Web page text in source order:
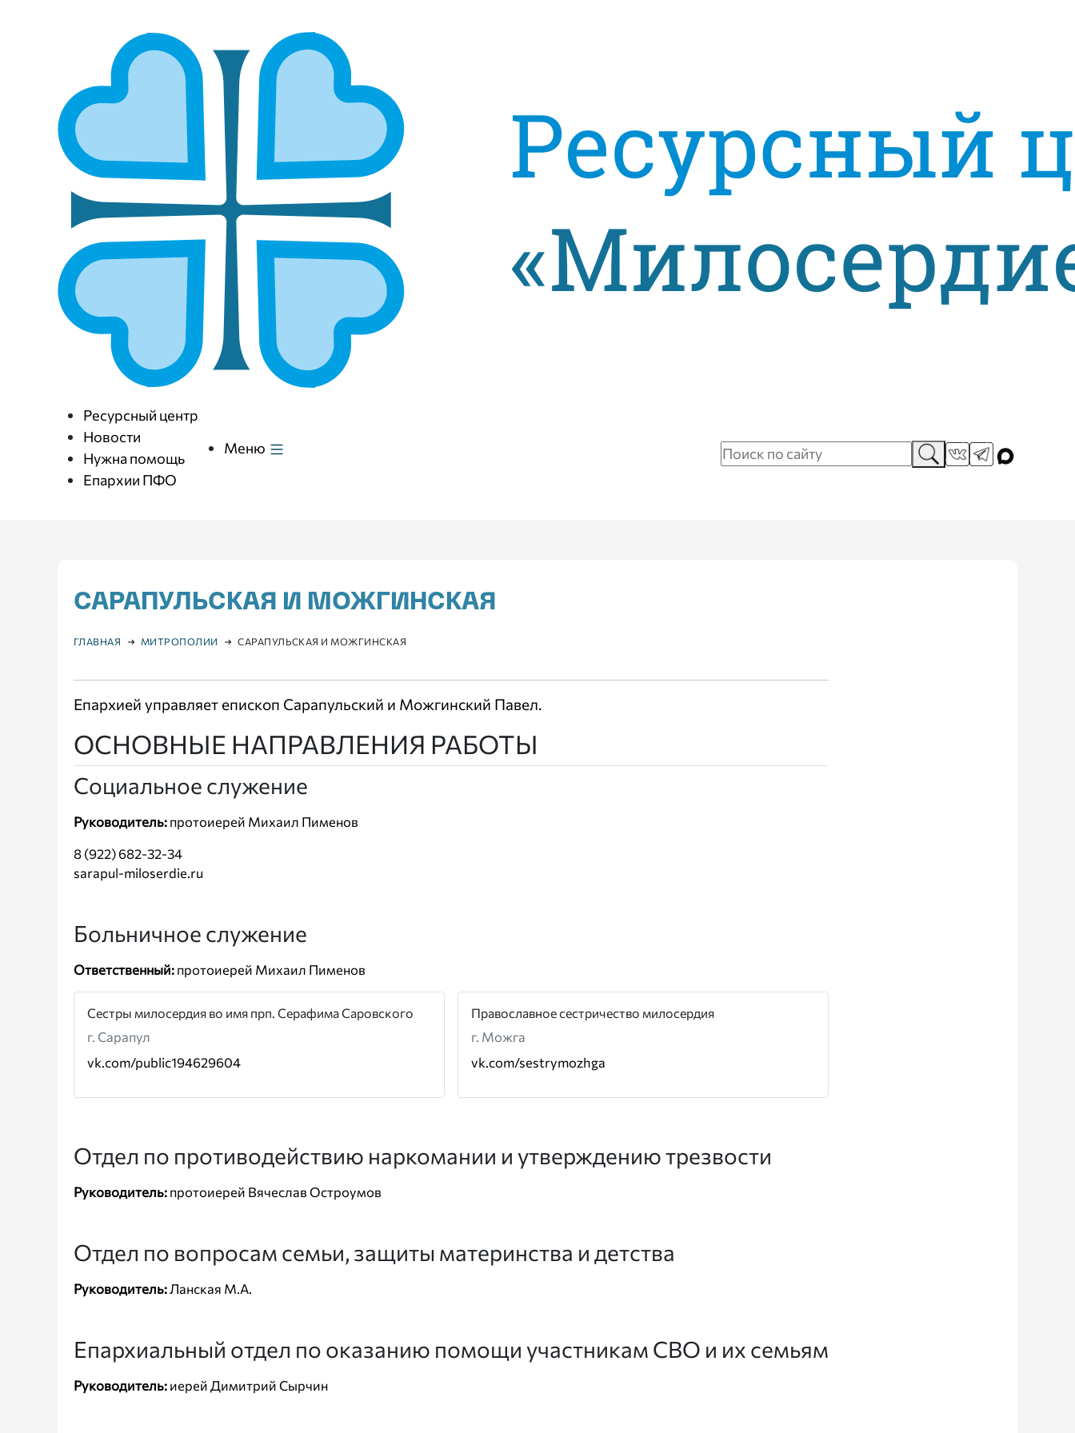
Ресурсный центр
Новости
Нужна помощь
Епархии ПФО
Меню
САРАПУЛЬСКАЯ И МОЖГИНСКАЯ
ГЛАВНАЯ МИТРОПОЛИИ САРАПУЛЬСКАЯ И МОЖГИНСКАЯ
Епархией управляет епископ Сарапульский и Можгинский Павел.
ОСНОВНЫЕ НАПРАВЛЕНИЯ РАБОТЫ
Социальное служение
Руководитель: протоиерей Михаил Пименов
8 (922) 682-32-34
sarapul-miloserdie.ru
Больничное служение
Ответственный: протоиерей Михаил Пименов
Сестры милосердия во имя прп. Серафима Саровского
г. Сарапул
vk.com/public194629604
Православное сестричество милосердия
г. Можга
vk.com/sestrymozhga
Отдел по противодействию наркомании и утверждению трезвости
Руководитель: протоиерей Вячеслав Остроумов
Отдел по вопросам семьи, защиты материнства и детства
Руководитель:Ланская М.А.
Епархиальный отдел по оказанию помощи участникам СВО и их семьям
Руководитель: иерей Димитрий Сырчин